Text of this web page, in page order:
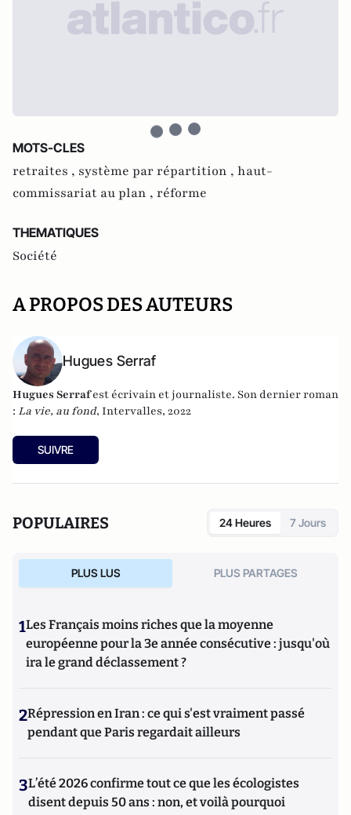
MOTS-CLES
retraites , système par répartition , haut-
commissariat au plan , réforme
THEMATIQUES
Société
A PROPOS DES AUTEURS
Hugues Serraf
Hugues Serrafest écrivain et journaliste. Son dernier roman
: La vie, au fond, Intervalles, 2022
SUIVRE
POPULAIRES 24 Heures 7 Jours
PLUS LUS PLUS PARTAGES
1Les Français moins riches que la moyenne
européenne pour la 3e année consécutive : jusqu'où
ira le grand déclassement ?
2Répression en Iran : ce qui s'est vraiment passé
pendant que Paris regardait ailleurs
3L’été 2026 confirme tout ce que les écologistes
disent depuis 50 ans : non, et voilà pourquoi